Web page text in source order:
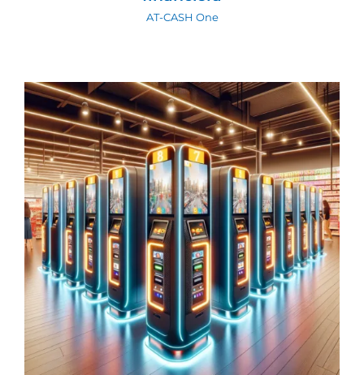
AT-CASH One
¡Adiós a las Colas! Cómo las Cajas de
Cobro Automático están
Revolucionando los Tiempos de
Espera en el Comercio Minorista
AT-CASH One